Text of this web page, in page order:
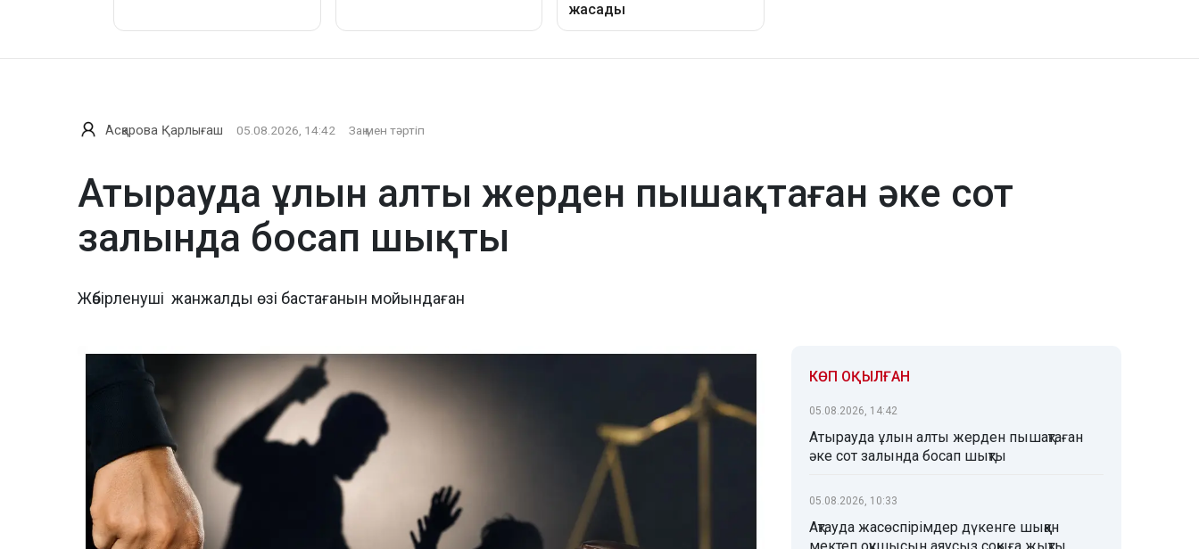
Асқарова Қарлығаш 05.08.2026, 14:42 Заң мен тәртіп
Атырауда ұлын алты жерден пышақтаған әке сот
залында босап шықты
Жәбірленуші жанжалды өзі бастағанын мойындаған
КӨП ОҚЫЛҒАН
05.08.2026, 14:42
Атырауда ұлын алты жерден пышақтаған
әке сот залында босап шықты
05.08.2026, 10:33
Ақтауда жасөспірімдер дүкенге шыққан